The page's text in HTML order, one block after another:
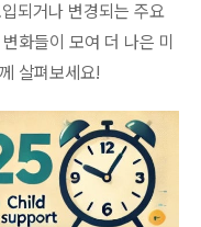
되거나 변경되는 주요
화들이 모여 더 나은 미
살펴보세요!